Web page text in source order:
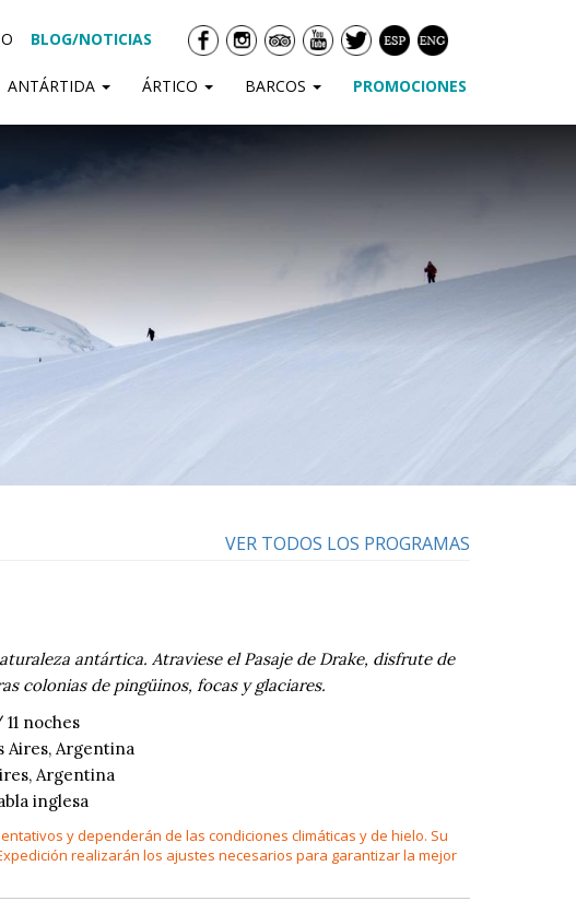
BLOG/NOTICIAS
ANTÁRTIDA ÁRTICO BARCOS PROMOCIONES
VER TODOS LOS PROGRAMAS
antártica. Atraviese el Pasaje de Drake, disfrute de
colonias de pingüinos, focas y glaciares.
noches
Aires, Argentina
Argentina
inglesa
y dependerán de las condiciones climáticas y de hielo. Su
realizarán los ajustes necesarios para garantizar la mejor